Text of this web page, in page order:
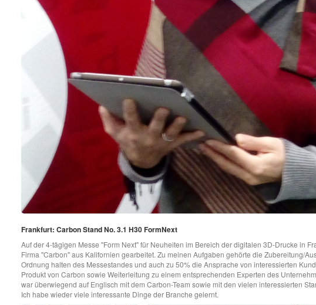
Frankfurt: Carbon Stand No. 3.1 H30 FormNext
Auf der 4-tägigen Messe "Form Next" für Neuheiten im Bereich der digitalen 3D-Drucke in
Firma "Carbon" aus Kalifornien gearbeitet. Zu meinen Aufgaben gehörte die Zubereitung/
Ordnung halten des Messestandes und auch zu 50% die Ansprache von interessierten
Produkt von Carbon sowie Weiterleitung zu einem entsprechenden Experten des
war überwiegend auf Englisch mit dem Carbon-Team sowie mit den vielen interessierten
Ich habe wieder viele interessante Dinge der Branche gelernt.